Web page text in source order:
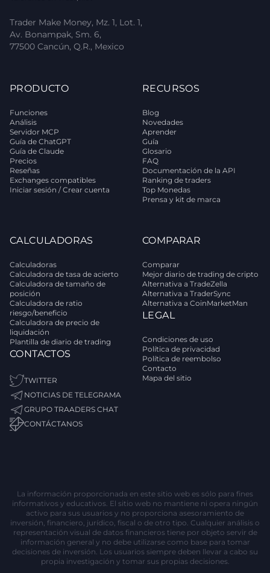
Trader Make Money, Mz. 1, Lot. 1,
Av. Bonampak, Sm. 6,
77500 Cancún, Q.R., Mexico
PRODUCTO
Funciones
Análisis
Servidor MCP
Guía de ChatGPT
Guía de Claude
Precios
Reseñas
Exchanges compatibles
Iniciar sesión / Crear cuenta
RECURSOS
Blog
Novedades
Aprender
Guía
Glosario
FAQ
Documentación de la API
Ranking de traders
Top Monedas
Prensa y kit de marca
CALCULADORAS
Calculadoras
Calculadora de tasa de acierto
Calculadora de tamaño de
posición
Calculadora de ratio
riesgo/beneficio
Calculadora de precio de
liquidación
Plantilla de diario de trading
CONTACTOS
TWITTER
NOTICIAS DE TELEGRAMA
GRUPO TRAADERS CHAT
CONTÁCTANOS
COMPARAR
Comparar
Mejor diario de trading de cripto
Alternativa a TradeZella
Alternativa a TraderSync
Alternativa a CoinMarketMan
LEGAL
Condiciones de uso
Política de privacidad
Política de reembolso
Contacto
Mapa del sitio
La información proporcionada en este sitio web es sólo para fines
informativos y educativos. El sitio web no mantiene ni opera ningún
activo para sus usuarios y no proporciona asesoramiento de
inversión, financiero, jurídico, fiscal o de otro tipo. Cualquier análisis o
representación visual de datos financieros tiene por objeto servir de
información general y no debe utilizarse como base para tomar
decisiones de inversión. Los usuarios siempre deben llevar a cabo su
propia investigación y tomar sus propias decisiones.